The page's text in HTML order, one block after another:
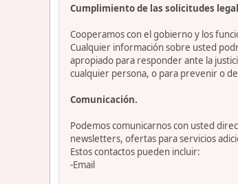
Cumplimiento de las solicitudes
Cooperamos con el gobierno y los
Cualquier información sobre usted
apropiado para responder ante la
cualquier persona, o para prevenir o
Comunicación.
Podemos comunicarnos con usted
newsletters, ofertas para servicios
Estos contactos pueden incluir:
-Email